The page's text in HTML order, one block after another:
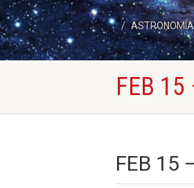
FEB
FEB 15